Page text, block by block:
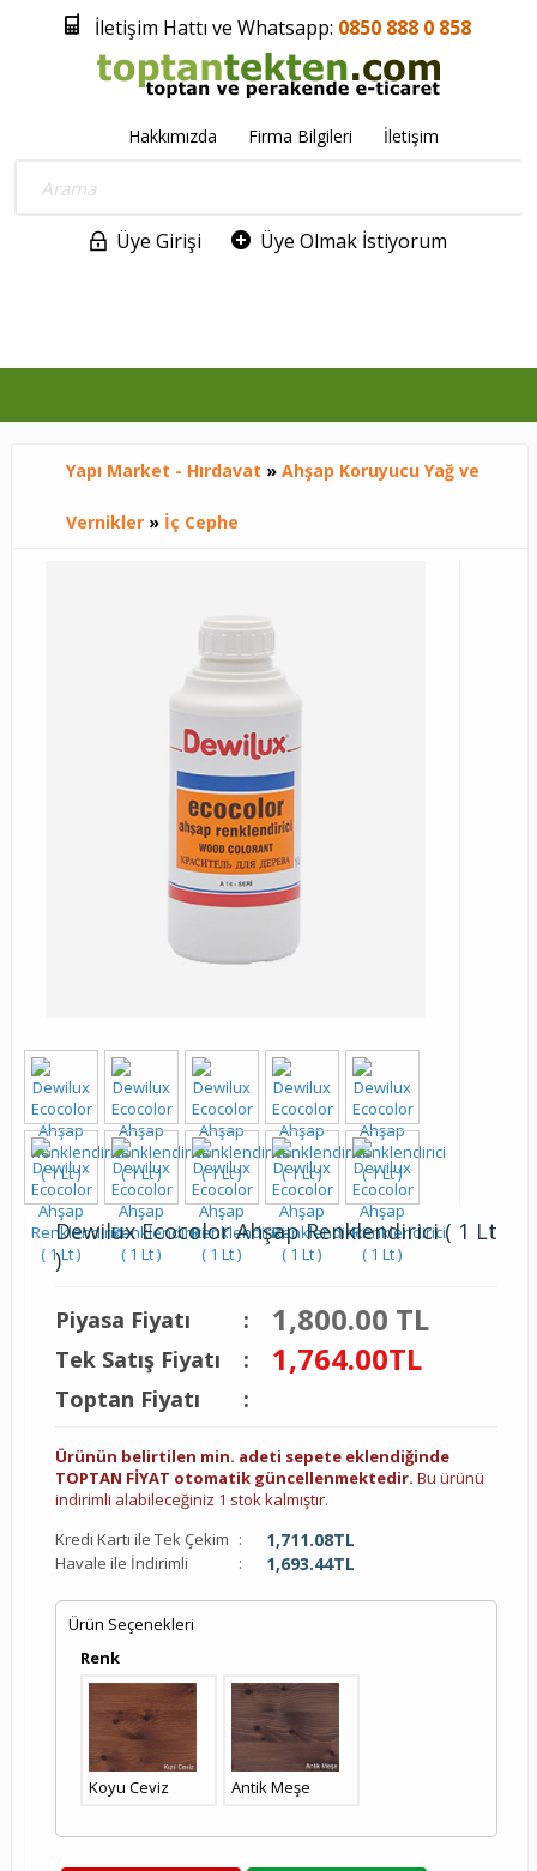
İletişim Hattı ve Whatsapp: 0850 888 0 858
Hakkımızda Firma Bilgileri İletişim
Üye Girişi Üye Olmak İstiyorum
Yapı Market - Hırdavat » Ahşap Koruyucu Yağ ve
Vernikler» İç Cephe
Dewilux Ecocolor Ahşap Renklendirici ( 1 Lt
)
Piyasa Fiyatı : 1,800.00 TL
Tek Satış Fiyatı : 1,764.00TL
Toptan Fiyatı :
Ürünün belirtilen min. adeti sepete eklendiğinde
TOPTAN FİYAT otomatik güncellenmektedir. Bu ürünü
indirimli alabileceğiniz 1 stok kalmıştır.
Kredi Kartı ile Tek Çekim : 1,711.08TL
Havale ile İndirimli : 1,693.44TL
Ürün Seçenekleri
Renk
Koyu Ceviz Antik Meşe